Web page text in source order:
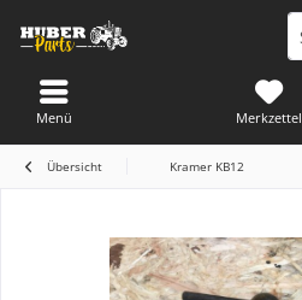
Merkzettel
Menü
Übersicht Kramer KB12